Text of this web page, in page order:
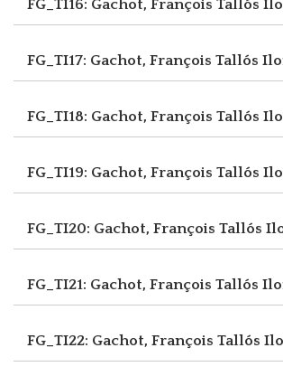
FG_TI16: Gachot, François Tallós
FG_TI17: Gachot, François Tallós
FG_TI18: Gachot, François Tallós
FG_TI19: Gachot, François Tallós
FG_TI20: Gachot, François Tallós
FG_TI21: Gachot, François Tallós
FG_TI22: Gachot, François Tallós